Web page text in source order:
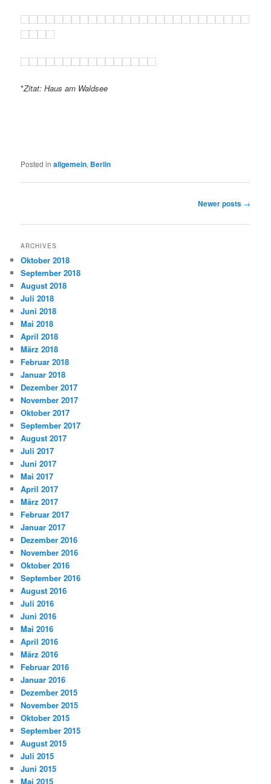
*Zitat: Haus am Waldsee
Posted in allgemein, Berlin
Newer posts →
ARCHIVES
Oktober 2018
September 2018
August 2018
Juli 2018
Juni 2018
Mai 2018
April 2018
März 2018
Februar 2018
Januar 2018
Dezember 2017
November 2017
Oktober 2017
September 2017
August 2017
Juli 2017
Juni 2017
Mai 2017
April 2017
März 2017
Februar 2017
Januar 2017
Dezember 2016
November 2016
Oktober 2016
September 2016
August 2016
Juli 2016
Juni 2016
Mai 2016
April 2016
März 2016
Februar 2016
Januar 2016
Dezember 2015
November 2015
Oktober 2015
September 2015
August 2015
Juli 2015
Juni 2015
Mai 2015